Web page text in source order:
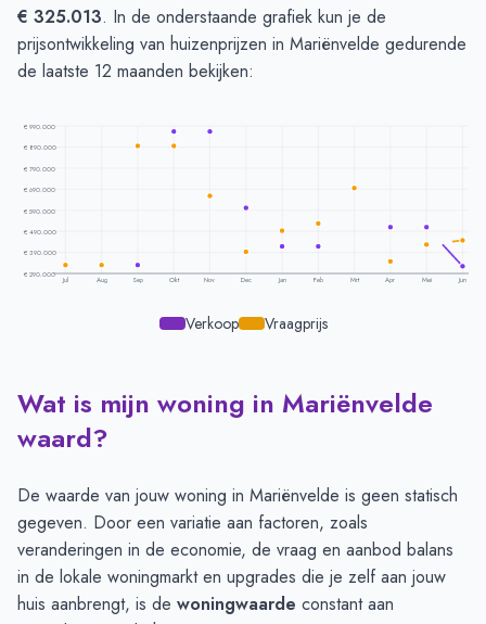
€ 325.013. In de onderstaande grafiek kun je de
prijsontwikkeling van huizenprijzen in Mariënvelde gedurende
de laatste 12 maanden bekijken:
€ 990.000
€ 890.000
€ 790.000
€ 690.000
€ 590.000
€ 490.000
€ 390.000
€ 290.000
Jul Aug Sep Okt Nov Dec Jan Feb Mrt Apr Mei Jun
Verkoop Vraagprijs
Prijsontwikkeling per maand -Marienvelde
Maand
Vraagprijs
Verkoopprijs
Juli
September
€ 895.000 € 329.000
Oktober
€ 895.000
€ 965.000
November
€ 660.000
€ 965.000
December
€ 392.000
€ 600.421
Wat is mijn woning in Mariënvelde
waard?
De waarde van jouw woning in Mariënvelde is geen statisch
gegeven. Door een variatie aan factoren, zoals
veranderingen in de economie, de vraag en aanbod balans
in de lokale woningmarkt en upgrades die je zelf aan jouw
huis aanbrengt, is de woningwaarde constant aan